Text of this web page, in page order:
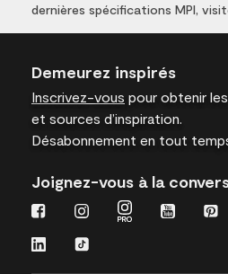
dernières spécifications MPI,
Demeurez inspirés
Inscrivez-vous pour obtenir
et sources d’inspiration.
Désabonnement en tout
Joignez-vous à la